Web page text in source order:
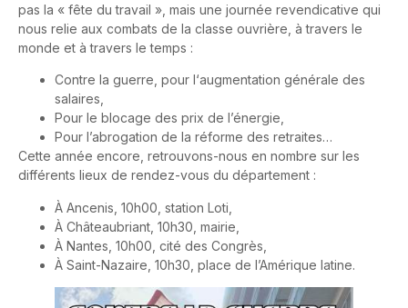
pas la « fête du travail », mais une journée revendicative qui
nous relie aux combats de la classe ouvrière, à travers le
monde et à travers le temps :
Contre la guerre, pour l‘augmentation générale des
salaires,
Pour le blocage des prix de l’énergie,
Pour l’abrogation de la réforme des retraites…
Cette année encore, retrouvons-nous en nombre sur les
différents lieux de rendez-vous du département :
À Ancenis, 10h00, station Loti,
À Châteaubriant, 10h30, mairie,
À Nantes, 10h00, cité des Congrès,
À Saint-Nazaire, 10h30, place de l’Amérique latine.